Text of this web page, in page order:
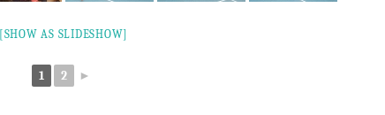
[SHOW AS SLIDESHOW]
1 2 ►